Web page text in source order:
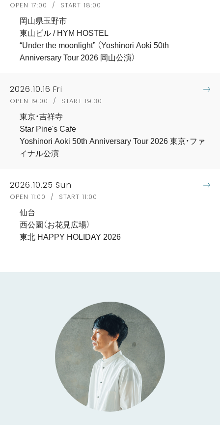
OPEN 17:00 / START 18:00
岡山県玉野市
東山ビル / HYM HOSTEL
“Under the moonlight” （Yoshinori Aoki 50th
Anniversary Tour 2026 岡山公演）
2026.10.16 Fri
OPEN 19:00 / START 19:30
東京・吉祥寺
Star Pine's Cafe
Yoshinori Aoki 50th Anniversary Tour 2026 東京・ファ
イナル公演
2026.10.25 Sun
OPEN 11:00 / START 11:00
仙台
西公園（お花見広場）
東北 HAPPY HOLIDAY 2026